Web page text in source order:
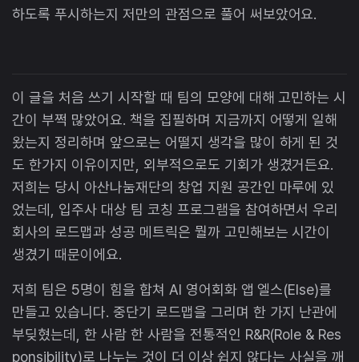
하도록 푸시하는지 저만의 관점으로 풀어 써보았어요.
이 글을 처음 쓰기 시작할 때 팀의 모양에 대해 고민하는 시
간이 부쩍 많았어요. 책을 집필하며 지금까지 어떻게 일해
왔는지 정리하며 앞으로는 어떨지 생각을 많이 하게 된 것
도 한가지 이유이지만, 외부적으로도 기회가 생겼거든요.
저희는 당시 아산나눔재단의 창업 지원 공간인 마루에 있
었는데, 입주사 대상 팀 코칭 프로그램을 참여하면서 우리
회사의 로드맵과 성공 메트릭은 뭘까 고민해보는 시간이
생겼기 때문이에요.
저희 팀은 5명이 힘을 합쳐 AI 영어회화 앱 엘스(Else)를
만들고 있습니다. 중단기 로드맵을 그리며 한 가지 난관에
부딪혔는데, 한 사람 한 사람을 전통적인 R&R(Role & Res
ponsibility)로 나누는 것이 더 이상 쉽지 않다는 사실을 깨